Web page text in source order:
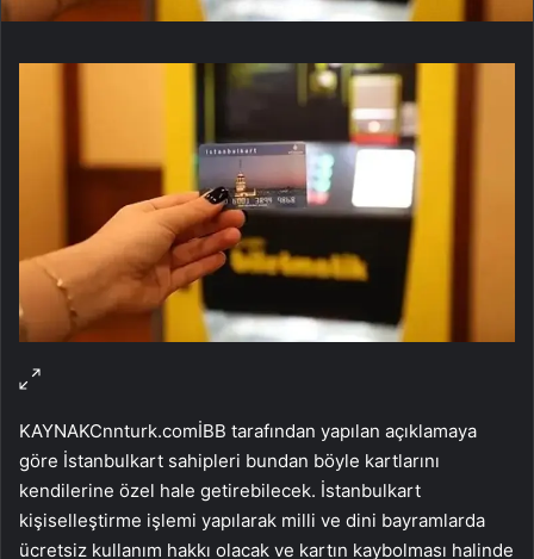
KAYNAKCnnturk.comİBB tarafından yapılan açıklamaya
göre İstanbulkart sahipleri bundan böyle kartlarını
kendilerine özel hale getirebilecek. İstanbulkart
kişiselleştirme işlemi yapılarak milli ve dini bayramlarda
ücretsiz kullanım hakkı olacak ve kartın kaybolması halinde